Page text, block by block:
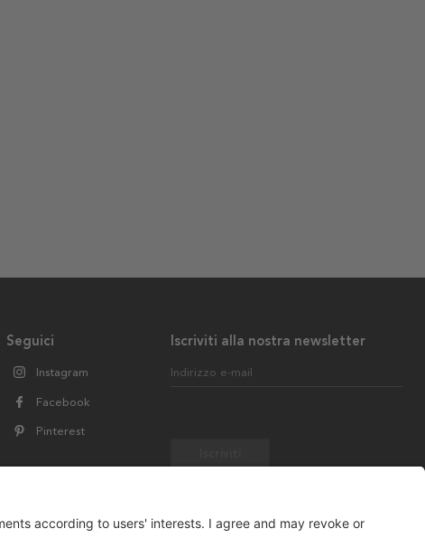
Iscriviti alla nostra newsletter
Indirizzo e-mail
Seguici
Instagram
Facebook
Pinterest